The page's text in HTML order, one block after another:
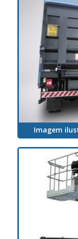
Imagem